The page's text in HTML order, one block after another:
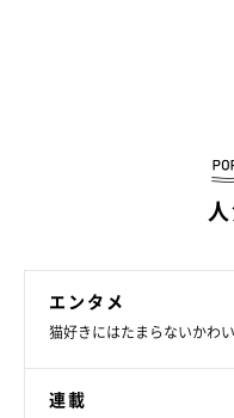
エンタメ
猫好きにはたまらないかわ
連載